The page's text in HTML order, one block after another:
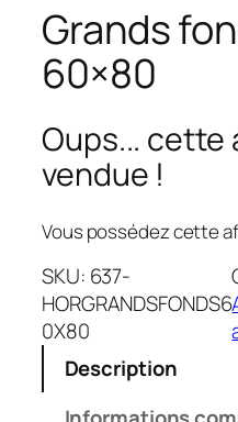
Grands
60×80
Oups...
vendue !
Vous possédez cette
SKU: 637-
HORGRANDSFONDS6
0X80
Description